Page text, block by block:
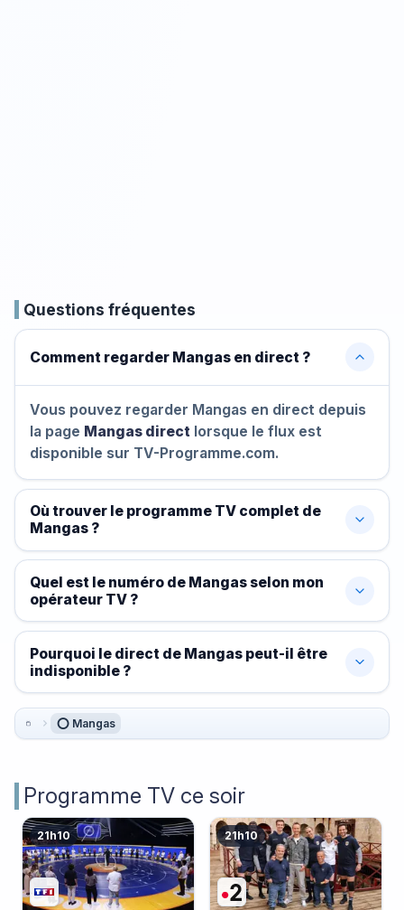
Questions fréquentes
Comment regarder Mangas en direct ?
Vous pouvez regarder Mangas en direct depuis
la page Mangas direct lorsque le flux est
disponible sur TV-Programme.com.
Où trouver le programme TV complet de
Mangas ?
Quel est le numéro de Mangas selon mon
opérateur TV ?
Pourquoi le direct de Mangas peut-il être
indisponible ?
⭕ Mangas
Programme TV ce soir
21h10 21h10